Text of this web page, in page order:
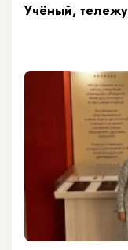
Учёный,